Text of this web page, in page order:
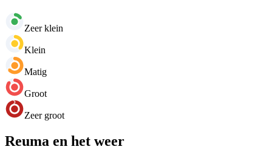
Zeer klein
Klein
Matig
Groot
Zeer groot
Reuma en het weer